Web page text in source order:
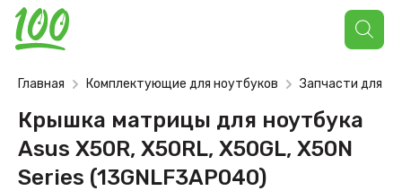
Поиск
товаров
Главная Комплектующие для ноутбуков Запчасти для
Крышка матрицы для ноутбука
Asus X50R, X50RL, X50GL, X50N
Series (13GNLF3AP040)